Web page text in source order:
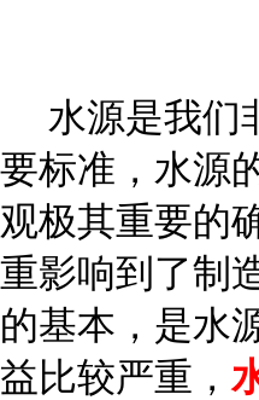
水源是我们
要标准，水源
观极其重要的
重影响到了制
的基本，是水
益比较严重，